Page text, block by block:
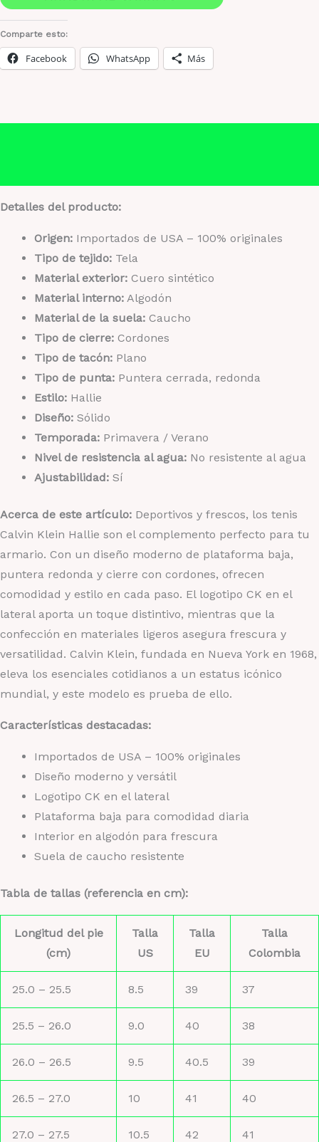
unisex
cantidad
Comparte esto:
Facebook WhatsApp Más
Detalles del producto:
Origen: Importados de USA – 100% originales
Tipo de tejido: Tela
Material exterior: Cuero sintético
Material interno: Algodón
Material de la suela: Caucho
Tipo de cierre: Cordones
Tipo de tacón: Plano
Tipo de punta: Puntera cerrada, redonda
Estilo: Hallie
Diseño: Sólido
Temporada: Primavera / Verano
Nivel de resistencia al agua: No resistente al agua
Ajustabilidad: Sí
Acerca de este artículo: Deportivos y frescos, los tenis
Calvin Klein Hallie son el complemento perfecto para tu
armario. Con un diseño moderno de plataforma baja,
puntera redonda y cierre con cordones, ofrecen
comodidad y estilo en cada paso. El logotipo CK en el
lateral aporta un toque distintivo, mientras que la
confección en materiales ligeros asegura frescura y
versatilidad. Calvin Klein, fundada en Nueva York en 1968,
eleva los esenciales cotidianos a un estatus icónico
mundial, y este modelo es prueba de ello.
Características destacadas:
Importados de USA – 100% originales
Diseño moderno y versátil
Logotipo CK en el lateral
Plataforma baja para comodidad diaria
Interior en algodón para frescura
Suela de caucho resistente
Tabla de tallas (referencia en cm):
Longitud del pie
(cm)
Talla
US
Talla
EU
Talla
Colombia
25.0 – 25.5 8.5 39 37
25.5 – 26.0 9.0 40 38
26.0 – 26.5 9.5 40.5 39
26.5 – 27.0 10 41 40
27.0 – 27.5 10.5 42 41